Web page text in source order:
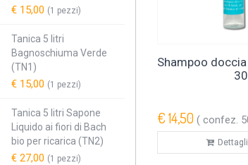
€ 15,00 (1 pezzi)
Tanica 5 litri
Bagnoschiuma Verde
(TN1)
€ 15,00 (1 pezzi)
Tanica 5 litri Sapone
Liquido ai fiori di Bach
bio per ricarica (TN2)
€ 27,00 (1 pezzi)
Shampoo
€ 14,50 ( confez.